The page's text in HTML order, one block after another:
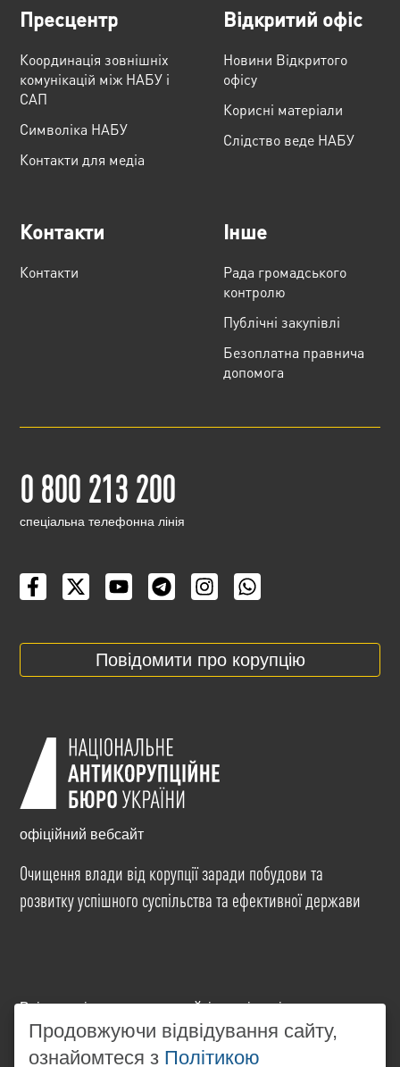
Пресцентр
Координація зовнішніх
комунікацій між НАБУ і
САП
Cимволіка НАБУ
Контакти для медіа
Відкритий офіс
Новини Відкритого
офісу
Корисні матеріали
Слідство веде НАБУ
Контакти
Контакти
Інше
Рада громадського
контролю
Публічні закупівлі
Безоплатна правнича
допомога
0 800 213 200
cпеціальна телефонна лінія
Повідомити про корупцію
офіційний вебсайт
Очищення влади від корупції заради побудови та
розвитку успішного суспільства та ефективної держави
Всі матеріали на цьому сайті розміщені на умовах
ліцензіїCreative Commons Attribution-NonCommercial-
NoDerivatives 4.0 International. Використання будь-
Продовжуючи відвідування сайту,
ознайомтеся з Політикою